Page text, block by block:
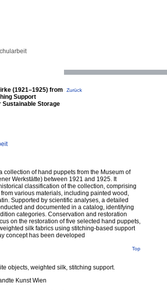
(1921–1925) from
Support
Sustainable Storage
Zurück
collection of hand puppets from the Museum of
Werkstätte) between 1921 and 1925. It
classification of the collection, comprising
various materials, including painted wood,
Supported by scientific analyses, a detailed
and documented in a catalog, identifying
categories. Conservation and restoration
on the restoration of five selected hand puppets,
silk fabrics using stitching-based support
concept has been developed
Top
objects, weighted silk, stitching support.
Kunst Wien